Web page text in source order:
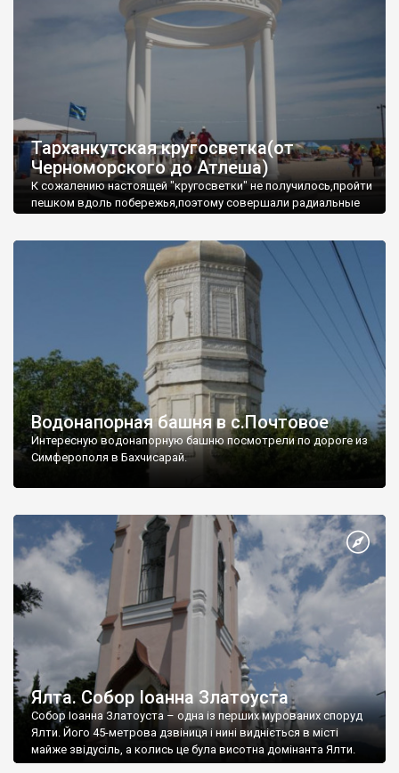
Тарханкутская кругосветка(от
Черноморского до Атлеша)
К сожалению настоящей "кругосветки" не получилось,пройти
пешком вдоль побережья,поэтому совершали радиальные
Водонапорная башня в с.Почтовое
Интересную водонапорную башню посмотрели по дороге из
Симферополя в Бахчисарай.
Ялта. Собор Іоанна Златоуста
Собор Іоанна Златоуста – одна із перших мурованих споруд
Ялти. Його 45-метрова дзвіниця і нині видніється в місті
майже звідусіль, а колись це була висотна домінанта Ялти.